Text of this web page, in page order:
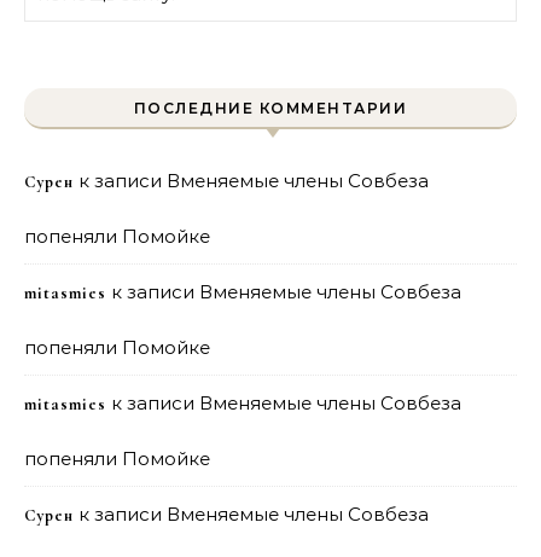
ПОСЛЕДНИЕ КОММЕНТАРИИ
Сурен к записи Вменяемые члены Совбеза
попеняли Помойке
mitasmies к записи Вменяемые члены Совбеза
попеняли Помойке
mitasmies к записи Вменяемые члены Совбеза
попеняли Помойке
Сурен к записи Вменяемые члены Совбеза